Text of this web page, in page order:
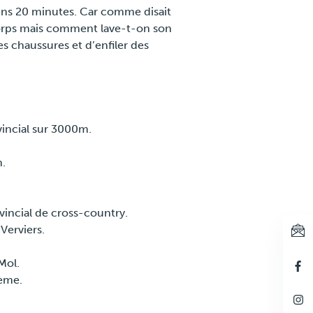
20 minutes. Car comme disait
mais comment lave-t-on son
chaussures et d’enfiler des
sur 3000m.
de cross-country.